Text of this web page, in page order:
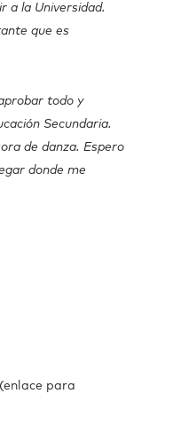
a la Universidad.
que es
todo y
Secundaria.
de danza. Espero
donde me
para